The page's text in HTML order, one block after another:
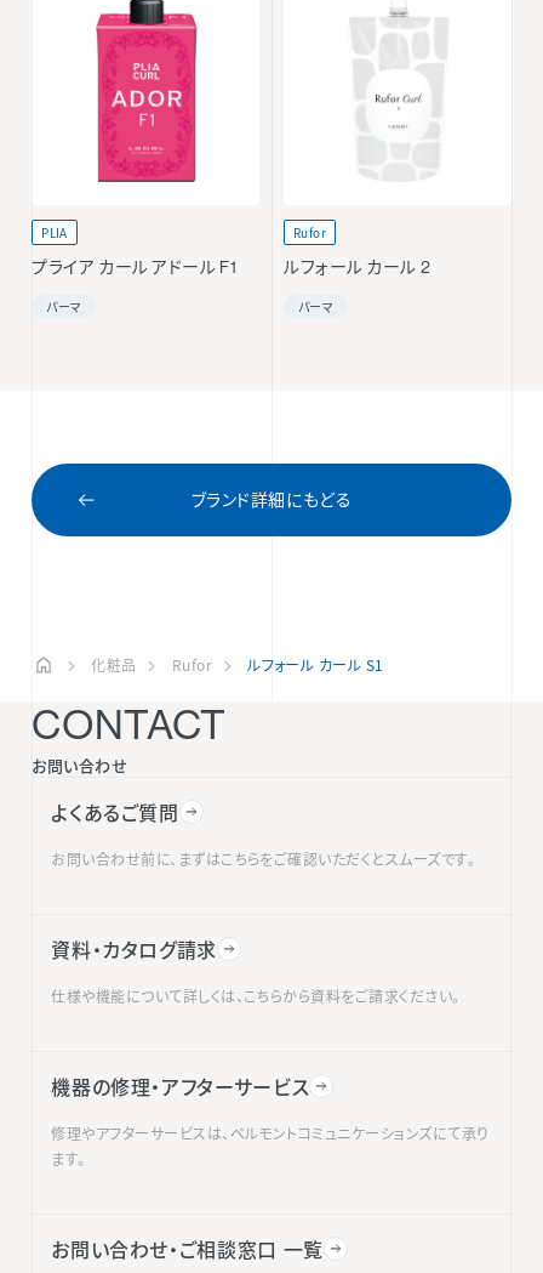
PLIA
プライア カール アドール F1
パーマ
Rufor
ルフォール カール 2
パーマ
ブランド詳細にもどる
化粧品 Rufor ルフォール カール S1
CONTACT
お問い合わせ
よくあるご質問
お問い合わせ前に、まずはこちらをご確認いただくとスムーズです。
資料・カタログ請求
仕様や機能について詳しくは、こちらから資料をご請求ください。
機器の修理・アフターサービス
修理やアフターサービスは、ベルモントコミュニケーションズにて承り
ます。
お問い合わせ・ご相談窓口 一覧